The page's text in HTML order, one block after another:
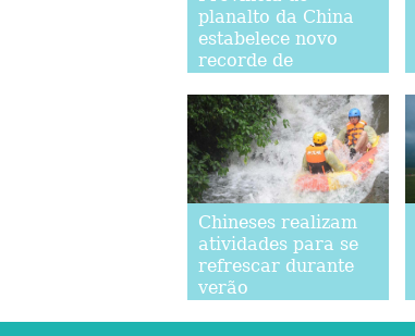
planalto da China
estabelece novo
recorde de
apenas com energia
limpa
Chineses realizam
atividades para se
refrescar durante
verão